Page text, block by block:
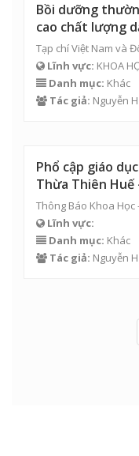
Bồi dưỡng
cao chất lượng
Tạp chí Việt Nam và
Lĩnh vực: KHOA
Danh mục: Khác
Tác giả: Nguyễn
Phổ cập giáo
Thừa Thiên Huế
Thông Báo Khoa Học
Lĩnh vực:
Danh mục: Khác
Tác giả: Nguyễn